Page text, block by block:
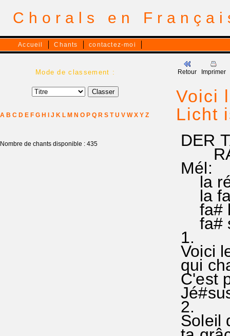
Chorals en
Accueil Chants contactez-moi
Mode de classement :
A B C D E F G H J K L M N O P Q R S T U V W X Y Z
Nombre de chants disponible : 435
Retour Imprimer
Voici
Licht
DER
RA
Mél:
la ré
la
fa#
fa#
1.
Voici
qui
C'est
2.
Soleil